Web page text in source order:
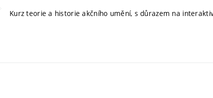
Kurz teorie a historie akčního umění, s důrazem na